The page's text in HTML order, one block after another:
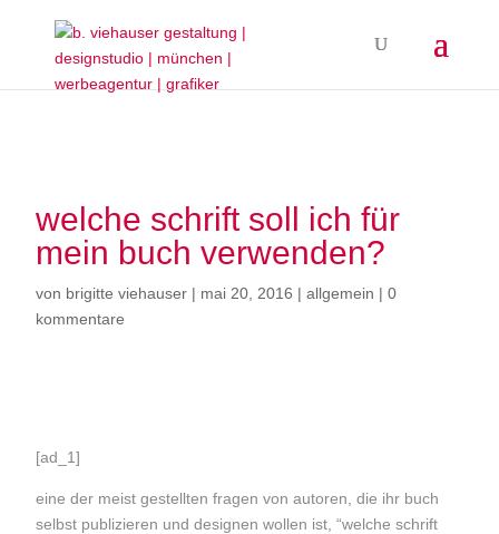
welche schrift soll ich für
mein buch verwenden?
von brigitte viehauser | mai 20, 2016 | allgemein | 0
kommentare
[ad_1]
eine der meist gestellten fragen von autoren, die ihr buch
selbst publizieren und designen wollen ist, “welche schrift